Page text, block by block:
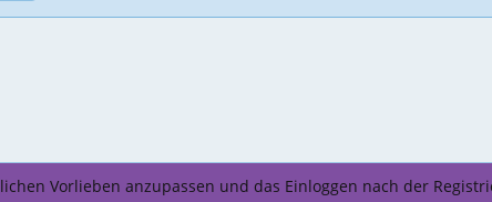
Vorlieben anzupassen und das Einloggen nach der